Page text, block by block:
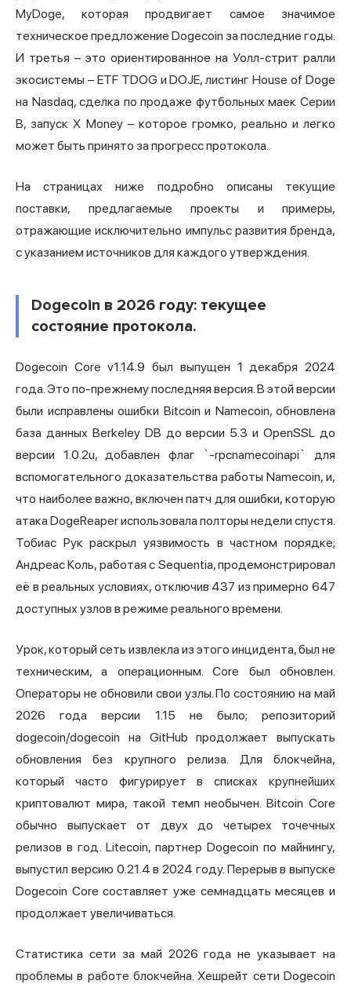
MyDoge, которая продвигает самое значимое
техническое предложение Dogecoin за последние годы.
И третья – это ориентированное на Уолл-стрит ралли
экосистемы – ETF TDOG и DOJE, листинг House of Doge
на Nasdaq, сделка по продаже футбольных маек Серии
B, запуск X Money – которое громко, реально и легко
может быть принято за прогресс протокола.
На страницах ниже подробно описаны текущие
поставки, предлагаемые проекты и примеры,
отражающие исключительно импульс развития бренда,
с указанием источников для каждого утверждения.
Dogecoin в 2026 году: текущее
состояние протокола.
Dogecoin Core v1.14.9 был выпущен 1 декабря 2024
года. Это по-прежнему последняя версия. В этой версии
были исправлены ошибки Bitcoin и Namecoin, обновлена
база данных Berkeley DB до версии 5.3 и OpenSSL до
версии 1.0.2u, добавлен флаг `-rpcnamecoinapi` для
вспомогательного доказательства работы Namecoin, и,
что наиболее важно, включен патч для ошибки, которую
атака DogeReaper использовала полторы недели спустя.
Тобиас Рук раскрыл уязвимость в частном порядке;
Андреас Коль, работая с Sequentia, продемонстрировал
её в реальных условиях, отключив 437 из примерно 647
доступных узлов в режиме реального времени.
Урок, который сеть извлекла из этого инцидента, был не
техническим, а операционным. Core был обновлен.
Операторы не обновили свои узлы. По состоянию на май
2026 года версии 1.15 не было; репозиторий
dogecoin/dogecoin на GitHub продолжает выпускать
обновления без крупного релиза. Для блокчейна,
который часто фигурирует в списках крупнейших
криптовалют мира, такой темп необычен. Bitcoin Core
обычно выпускает от двух до четырех точечных
релизов в год. Litecoin, партнер Dogecoin по майнингу,
выпустил версию 0.21.4 в 2024 году. Перерыв в выпуске
Dogecoin Core составляет уже семнадцать месяцев и
продолжает увеличиваться.
Статистика сети за май 2026 года не указывает на
проблемы в работе блокчейна. Хешрейт сети Dogecoin